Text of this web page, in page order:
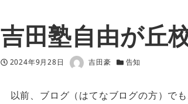
吉田塾自由が丘
投稿日
2024年9月28日 著者 吉田豪 カテゴリー
告知
以前、ブログ（はてなブログの方）で